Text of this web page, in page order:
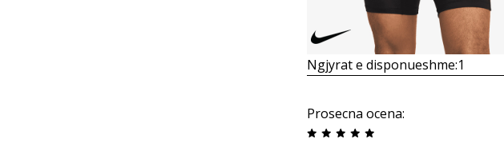
Ngjyrat e disponueshme:1
Prosecna ocena: